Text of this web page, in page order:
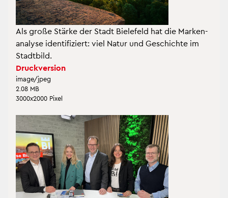
Als große Stär­ke der Stadt Bie­le­feld hat die Mar­ken­
ana­ly­se iden­ti­fi­ziert: viel Natur und Ge­schich­te im
Stadt­bild.
Druck­ver­si­on
image/jpeg
2.08 MB
3000x2000 Pixel